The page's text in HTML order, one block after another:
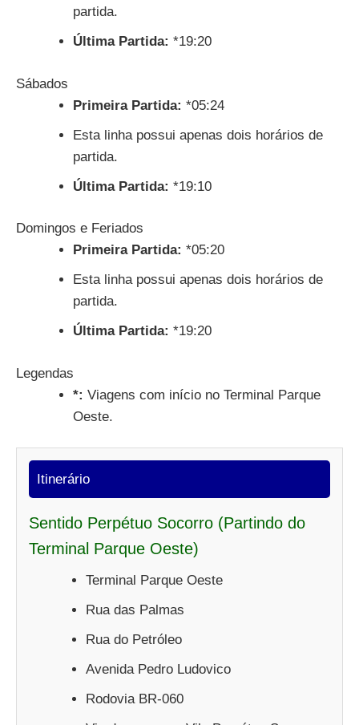
partida.
Última Partida: *19:20
Sábados
Primeira Partida: *05:24
Esta linha possui apenas dois horários de
partida.
Última Partida: *19:10
Domingos e Feriados
Primeira Partida: *05:20
Esta linha possui apenas dois horários de
partida.
Última Partida: *19:20
Legendas
*: Viagens com início no Terminal Parque
Oeste.
Itinerário
Sentido Perpétuo Socorro (Partindo do
Terminal Parque Oeste)
Terminal Parque Oeste
Rua das Palmas
Rua do Petróleo
Avenida Pedro Ludovico
Rodovia BR-060